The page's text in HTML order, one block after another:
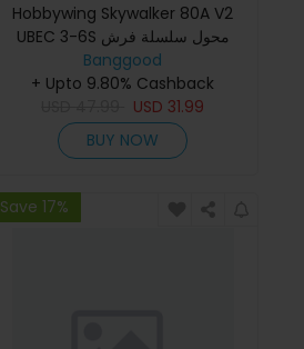
Hobbywing Skywalker 80A V2
UBEC 3-6S محول سلسلة فرش
بدون فرشات بطاقة BEC 5V/7A دعم
الفرامل العادية تحكم البرامج
للطائرات
Banggood
+ Upto 9.80% Cashback
USD 31.99
BUY NOW
Save 17%